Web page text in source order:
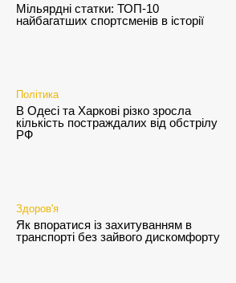
Мільярдні статки: ТОП-10
найбагатших спортсменів в історії
Політика
В Одесі та Харкові різко зросла
кількість постраждалих від обстрілу
РФ
Здоров'я
Як впоратися із захитуванням в
транспорті без зайвого дискомфорту